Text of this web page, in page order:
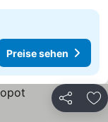
Preise sehen
Teilen